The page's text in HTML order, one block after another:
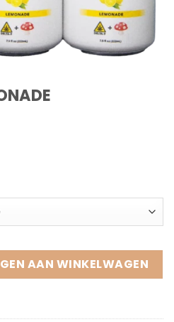
AAN WINKELWAGEN